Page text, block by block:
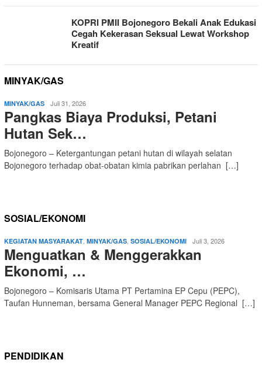
KOPRI PMII Bojonegoro Bekali Anak Edukasi
Cegah Kekerasan Seksual Lewat Workshop
Kreatif
MINYAK/GAS
MINYAK/GAS Juli 31, 2026
Pangkas Biaya Produksi, Petani
Hutan Sek…
Bojonegoro – Ketergantungan petani hutan di wilayah selatan
Bojonegoro terhadap obat-obatan kimia pabrikan perlahan […]
SOSIAL/EKONOMI
KEGIATAN MASYARAKAT MINYAK/GAS SOSIAL/EKONOMI Juli 3, 2026
Menguatkan & Menggerakkan
Ekonomi, …
Bojonegoro – Komisaris Utama PT Pertamina EP Cepu (PEPC),
Taufan Hunneman, bersama General Manager PEPC Regional […]
PENDIDIKAN